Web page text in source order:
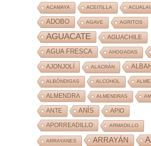
ACAMAYA ACEITILLA
ADOBO AGAVE AGRITOS
AGUACATE AGUACHILE
AGUA FRESCA AHOGADAS
AJONJOLÍ ALACRÁN
ALBÓNDIGAS ALCOHOL
ALMENDRA ALMENDRAS
ANTE ANÍS APIO
APORREADILLO ARMADILLO
ARRAYANES ARRAYÁN